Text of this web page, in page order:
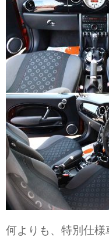
何よりも、特別仕様